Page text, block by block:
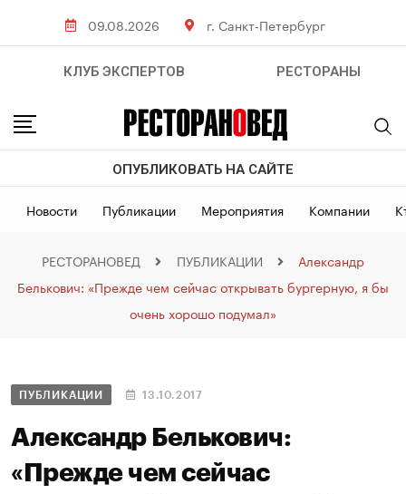
09.08.2026 г. Санкт-Петербург
КЛУБ ЭКСПЕРТОВ РЕСТОРАНЫ
ОПУБЛИКОВАТЬ НА САЙТЕ
Новости Публикации Мероприятия Компании
РЕСТОРАНОВЕД ПУБЛИКАЦИИ
Александр
Белькович: «Прежде чем сейчас открывать бургерную, я бы
очень хорошо подумал»
ПУБЛИКАЦИИ 13.10.2017
Александр Белькович:
«Прежде чем сейчас